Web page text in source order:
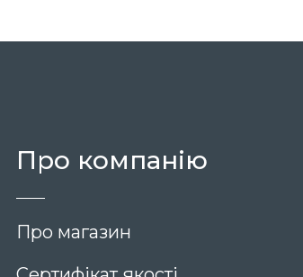
Про компанію
Про магазин